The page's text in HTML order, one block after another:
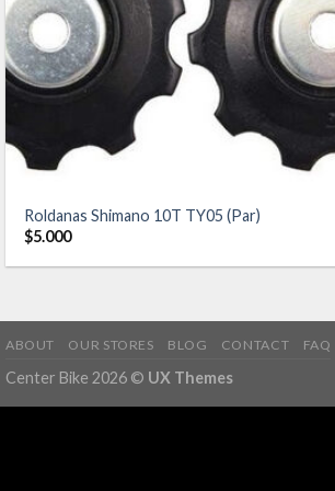
Roldanas Shimano 10T TY05 (Par)
$5.000
ABOUT OUR STORES BLOG CONTACT FAQ
Center Bike 2026 © UX Themes